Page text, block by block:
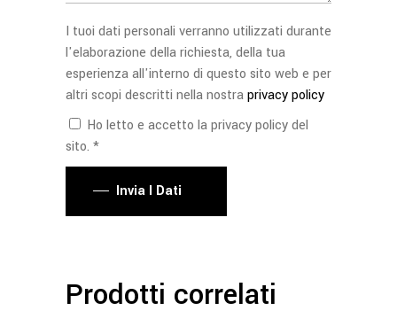
I tuoi dati personali verranno utilizzati durante
l'elaborazione della richiesta, della tua
esperienza all'interno di questo sito web e per
altri scopi descritti nella nostraprivacy policy
Ho letto e accetto la privacy policy del
sito. *
Invia I Dati
Prodotti correlati